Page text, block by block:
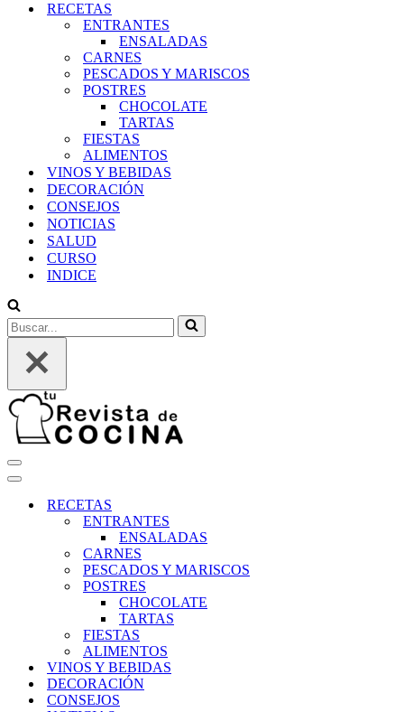
RECETAS
ENTRANTES
ENSALADAS
CARNES
PESCADOS Y MARISCOS
POSTRES
CHOCOLATE
TARTAS
FIESTAS
ALIMENTOS
VINOS Y BEBIDAS
DECORACIÓN
CONSEJOS
NOTICIAS
SALUD
CURSO
INDICE
Buscar...
Menú
de
Menú
navegaciónRECETAS
ENTRANTES
ENSALADAS
CARNES
PESCADOS Y MARISCOS
POSTRES
CHOCOLATE
TARTAS
FIESTAS
ALIMENTOS
VINOS Y BEBIDAS
DECORACIÓN
CONSEJOS